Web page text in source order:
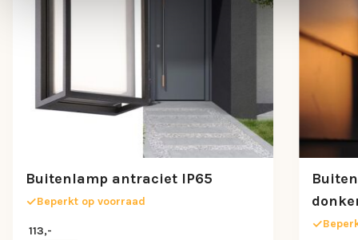
Buitenlamp antraciet IP65
Beperkt op voorraad
113,-